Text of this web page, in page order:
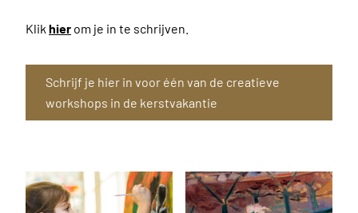
Klik hier om je in te schrijven.
Schrijf je hier in voor één van de creatieve
workshops in de kerstvakantie